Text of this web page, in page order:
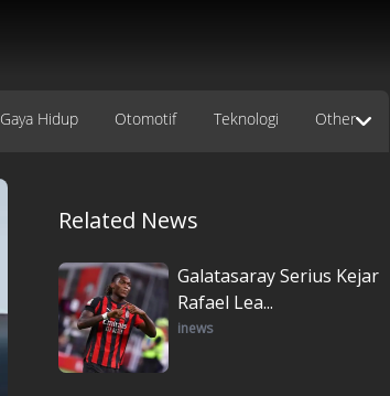
Gaya Hidup Otomotif Teknologi Other
Related News
Galatasaray Serius Kejar
Rafael Lea...
inews